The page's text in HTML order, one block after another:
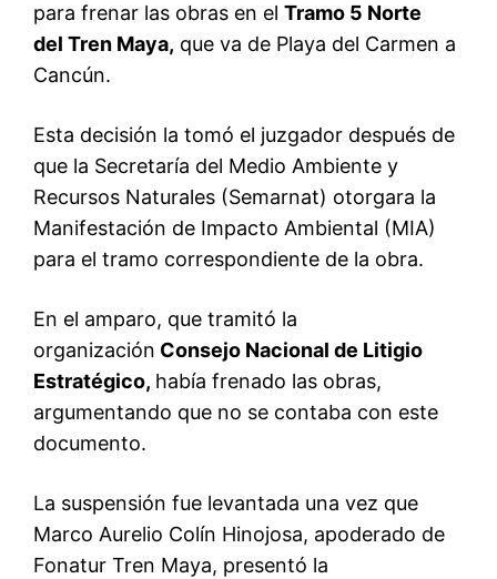
para frenar las obras en el Tramo 5 Norte
del Tren Maya, que va de Playa del Carmen a
Cancún.
Esta decisión la tomó el juzgador después de
que la Secretaría del Medio Ambiente y
Recursos Naturales (Semarnat) otorgara la
Manifestación de Impacto Ambiental (MIA)
para el tramo correspondiente de la obra.
En el amparo, que tramitó la
organización Consejo Nacional de Litigio
Estratégico, había frenado las obras,
argumentando que no se contaba con este
documento.
La suspensión fue levantada una vez que
Marco Aurelio Colín Hinojosa, apoderado de
Fonatur Tren Maya, presentó la